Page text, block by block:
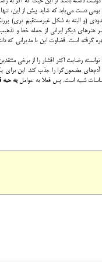
بومی دست می‌یابد که شاید پیش از این،
(و البته به شکل غیرمستقیم تری)
هنرهای دیگر ایرانی از جمله خط و
گرفته است. قضاوت این با مدیرانی که
رضایت اکثر اقشار را از برخی
آدم‌های مضمون‌گرا را جذب کند. این برای
شبیه است. پس فعلا به عوامل یه حبه